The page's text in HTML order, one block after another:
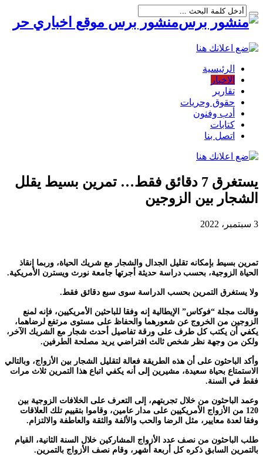
منشور برس موقع اخباري حر
الرئيسية
الاخبار
تقارير
حقوق وحريات
أدب وفنون
كتابات
اتصل بنا
يستغرق 7 دقائق فقط… تمرين بسيط يقلل
الشجار بين الزوجين
3 سبتمبر، 2022
تمرين بسيط بإمكانه تقليل الجدال والشجار مع شريك الحياة، وربما إنقاذ
الحياة الزوجية، بحسب دراسة حديثة أجرتها جامعة نورث ويسترن الأمريكية.
ولا يستغرق التمرين بحسب الدراسة سوى سبع دقائق فقط.
وقالت مجلة “فوكاس” الإيطالية إنه وفقا للباحثين الأمريكيين، فإنه لمنع
الزوجين من الخروج عن شعورهما والحفاظ على مستوى مرتفع لرضاهما،
يكفي أن يكتب كل طرف على ورقة تفاصيل أحدث شجار مع الشريك الآخر،
ولكن من وجهة نظر شخص ثالث افتراضي يريد مصلحة الطرفين.
وأكد الباحثون على أن هذه الطريقة فعالة لتقليل الشجار بين الأزواج، وبالتالي
الاستمتاع بحياة سعيدة، مشيرين إلى أنه يكفي اتباع هذا التمرين ثلاث مرات
فقط في السنة.
وعمد الباحثون من خلال تجربتهم، إلى التعرف على الخلافات الزوجية بين
120 من الأزواج الأمريكيين على مدار عامين، وقاموا بتقييم تلك العلاقات
وفقا لعدة معايير، مثل الرضا والحب والألفة والثقة والعاطفة والالتزام.
طلب الباحثون من نصف عدد الأزواج المشاركين خلال السنة الثانية، القيام
بالتمرين السابق ذكره كل أربعة أشهر، وقام نصف الأزواج بالتمرين.